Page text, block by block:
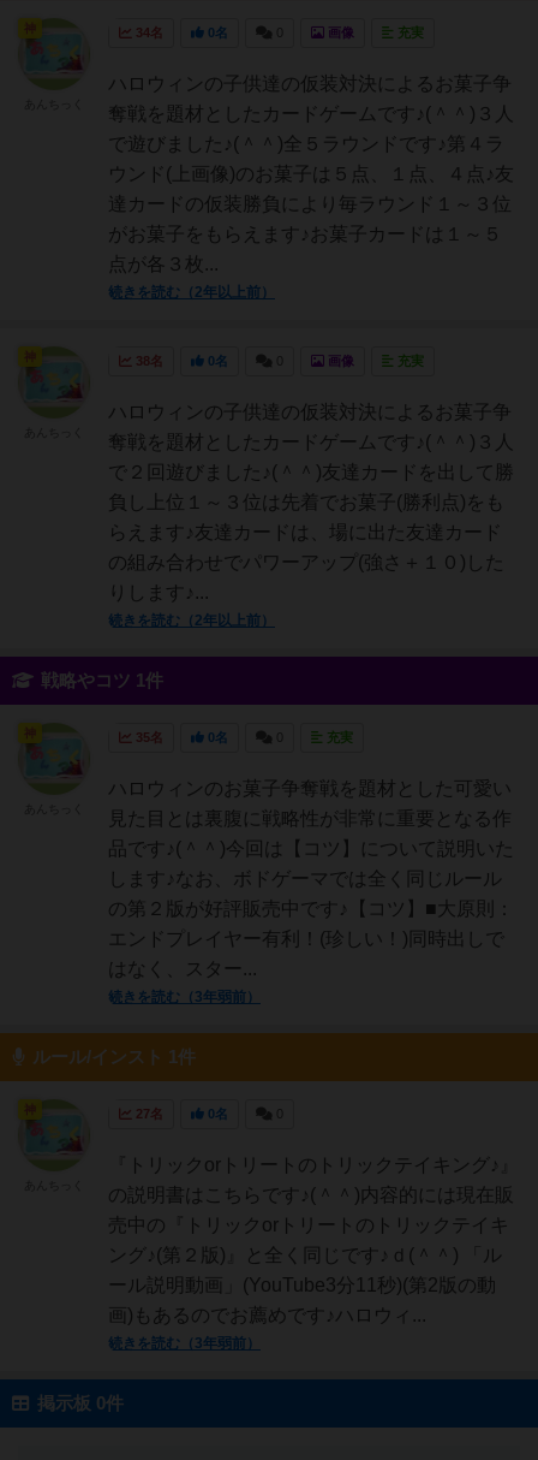
34名 0名 画像 充実
ハロウィンの子供達の仮装対決によるお菓子争
奪戦を題材としたカードゲームです♪(＾＾)３人
で遊びました♪(＾＾)全５ラウンドです♪第４ラ
ウンド(上画像)のお菓子は５点、１点、４点♪友
達カードの仮装勝負により毎ラウンド１～３位
がお菓子をもらえます♪お菓子カードは１～５
点が各３枚...
続きを読む（2年以上前）
神
38名 0名 画像 充実
ハロウィンの子供達の仮装対決によるお菓子争
奪戦を題材としたカードゲームです♪(＾＾)３人
で２回遊びました♪(＾＾)友達カードを出して勝
負し上位１～３位は先着でお菓子(勝利点)をも
らえます♪友達カードは、場に出た友達カード
の組み合わせでパワーアップ(強さ＋１０)した
りします♪...
続きを読む（2年以上前）
神
戦略やコツ 1件
35名 0名 充実
ハロウィンのお菓子争奪戦を題材とした可愛い
見た目とは裏腹に戦略性が非常に重要となる作
品です♪(＾＾)今回は【コツ】について説明いた
します♪なお、ボドゲーマでは全く同じルール
の第２版が好評販売中です♪【コツ】■大原則：
エンドプレイヤー有利！(珍しい！)同時出しで
はなく、スター...
続きを読む（3年弱前）
神
ルール/インスト 1件
27名 0名
『トリックorトリートのトリックテイキング♪』
の説明書はこちらです♪(＾＾)内容的には現在販
売中の『トリックorトリートのトリックテイキ
ング♪(第２版)』と全く同じです♪ｄ(＾＾) 「ル
ール説明動画」(YouTube3分11秒)(第2版の動
画)もあるのでお薦めです♪ハロウィ...
続きを読む（3年弱前）
神
掲示板 0件